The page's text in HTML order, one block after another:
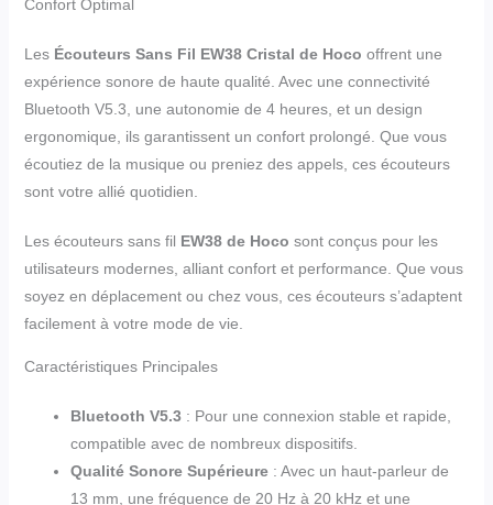
Confort Optimal
Les Écouteurs Sans Fil EW38 Cristal de Hoco offrent une
expérience sonore de haute qualité. Avec une connectivité
Bluetooth V5.3, une autonomie de 4 heures, et un design
ergonomique, ils garantissent un confort prolongé. Que vous
écoutiez de la musique ou preniez des appels, ces écouteurs
sont votre allié quotidien.
Les écouteurs sans fil EW38 de Hoco sont conçus pour les
utilisateurs modernes, alliant confort et performance. Que vous
soyez en déplacement ou chez vous, ces écouteurs s’adaptent
facilement à votre mode de vie.
Caractéristiques Principales
Bluetooth V5.3: Pour une connexion stable et rapide,
compatible avec de nombreux dispositifs.
Qualité Sonore Supérieure: Avec un haut-parleur de
13 mm, une fréquence de 20 Hz à 20 kHz et une